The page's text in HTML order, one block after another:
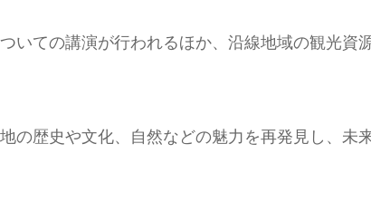
いての講演が行われるほか、沿線地域の観光資
の歴史や文化、自然などの魅力を再発見し、未